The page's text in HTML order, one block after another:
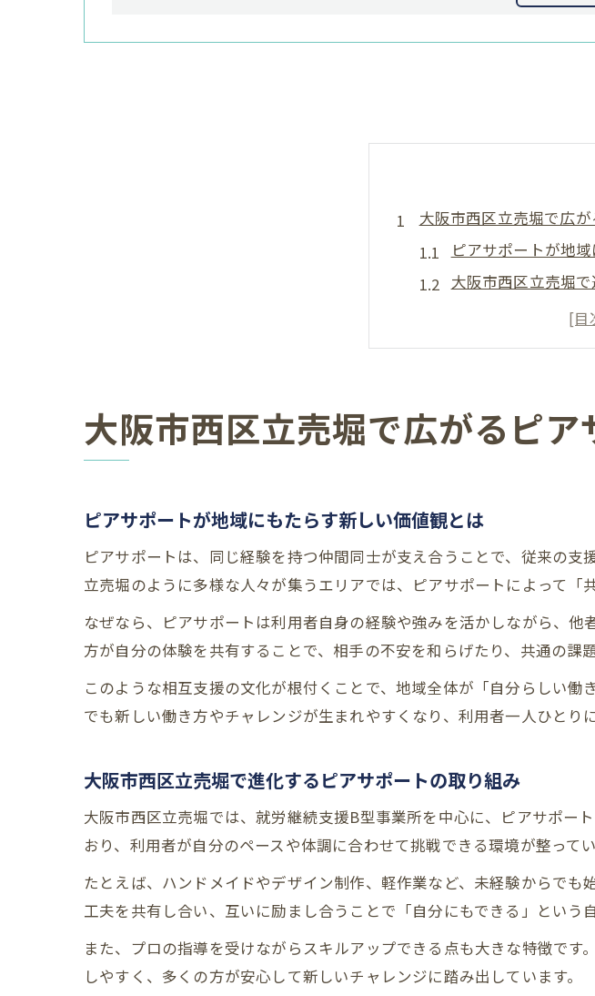
大阪市西区立売堀で広
ピアサポートが地
大阪市西区立売堀
ピアサポートスキ
地域連携で強まる
ピアサポートを活かす自
自分らしさを活か
ピアサポートを活
仕事選びに迷うとき試
ピアサポート視点
柔軟な支援体制が
ピアサポートスキ
支援環境選びで大
柔軟な支援体制が叶える
ピアサポートで実
支援体制が充実した
安心感を生むピア
ピアサポートスキル
生活リズムに合わ
障害者福祉とピアサポー
大阪市西区立売堀で広がるピ
ピアサポートが地域にもたらす新しい価値観とは
ピアサポートは、同じ経験を持つ仲間同士が支え合うことで、従来の
立売堀のように多様な人々が集うエリアでは、ピアサポートによって「
なぜなら、ピアサポートは利用者自身の経験や強みを活かしながら、
方が自分の体験を共有することで、相手の不安を和らげたり、共通の課
このような相互支援の文化が根付くことで、地域全体が「自分らしい
でも新しい働き方やチャレンジが生まれやすくなり、利用者一人ひとり
大阪市西区立売堀で進化するピアサポートの取り組み
大阪市西区立売堀では、就労継続支援B型事業所を中心に、ピアサポー
おり、利用者が自分のペースや体調に合わせて挑戦できる環境が整ってい
たとえば、ハンドメイドやデザイン制作、軽作業など、未経験からで
工夫を共有し合い、互いに励まし合うことで「自分にもできる」という
また、プロの指導を受けながらスキルアップできる点も大きな特徴で
しやすく、多くの方が安心して新しいチャレンジに踏み出しています。